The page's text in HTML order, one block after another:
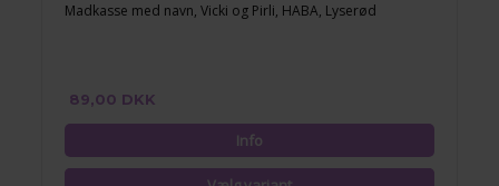
Madkasse med navn, Vicki og Pirli, HABA, Lyserød
89,00 DKK